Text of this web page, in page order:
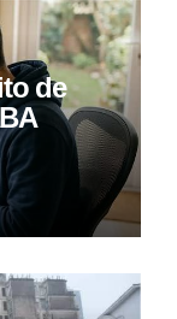
de